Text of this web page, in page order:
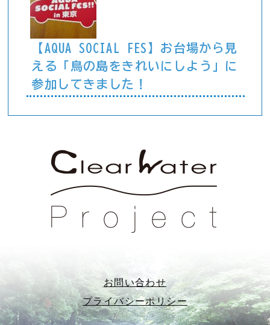
【AQUA SOCIAL FES】お台場から見
える「鳥の島をきれいにしよう」に
参加してきました！
お問い合わせ
プライバシーポリシー